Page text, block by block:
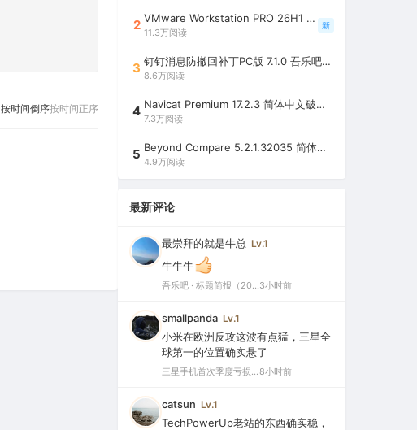
按时间倒序按时间正序
2 VMware Workstation PRO 26H1 中文精简安装注册版 / 完整版（最好用的虚拟机软件）
11.3万阅读
新
3 钉钉消息防撤回补丁PC版 7.1.0 吾乐吧优化版（支持消息防撤回+钉钉多开+支持消息永不已读+去除钉钉水印）
8.6万阅读
4 Navicat Premium 17.2.3 简体中文破解版（多重数据库管理工具）
7.3万阅读
5 Beyond Compare 5.2.1.32035 简体中文注册版（超强文件/夹比较工具）
4.9万阅读
最新评论
最崇拜的就是牛总 Lv.1
牛牛牛
吾乐吧 · 标题简报（2026-08-08）3小时前
smallpanda Lv.1
小米在欧洲反攻这波有点猛，三星全
球第一的位置确实悬了
三星手机首次季度亏损，中国市场仅剩0.1%份额背后的三大败因 8小时前
catsun Lv.1
TechPowerUp老站的东西确实稳，